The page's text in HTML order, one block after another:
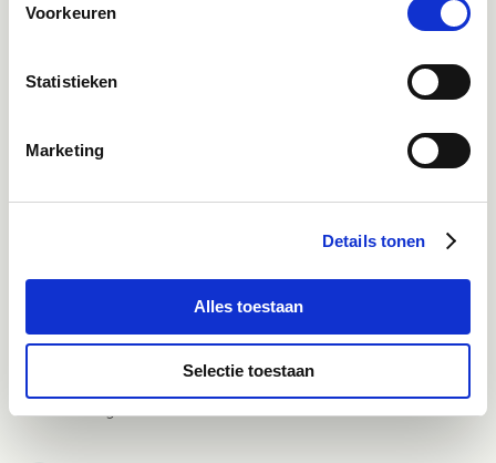
Voorkeuren
Statistieken
Marketing
Details tonen
Alles toestaan
Selectie toestaan
Direct advies
Inspiratie, informatie en bereikbaar voor vragen
Inspiratie & informatie
Mail
advies@paardendrogist.nl
Wij reageren binnen 1 werkdag op jouw gestelde